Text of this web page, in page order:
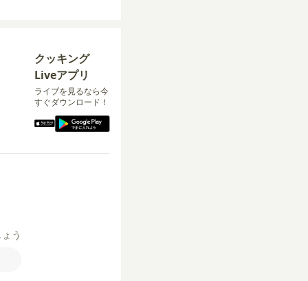
クッキング
Liveアプリ
ライブを見るなら今
すぐダウンロード！
う